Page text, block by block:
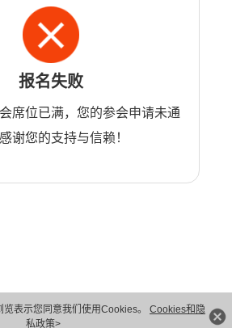
表示您同意我们使用Cookies。 Cookies和隐
私政策>
报名失败
席位已满，您的参会申请未通
谢您的支持与信赖！
司 1998-2026。 保留一切权利。粤A2-20044005号